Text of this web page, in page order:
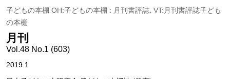
子どもの本棚 OH:子どもの本棚 : 月刊書評誌. VT:月刊書評誌子ども
の本棚
月刊
Vol.48 No.1 (603)
2019.1